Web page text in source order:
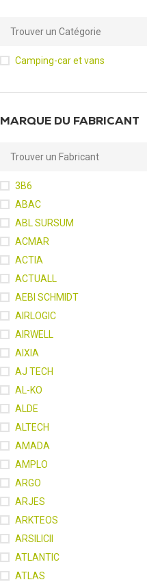
Camping-car et vans
MARQUE DU FABRICANT
3B6
ABAC
ABL SURSUM
ACMAR
ACTIA
ACTUALL
AEBI SCHMIDT
AIRLOGIC
AIRWELL
AIXIA
AJ TECH
AL-KO
ALDE
ALTECH
AMADA
AMPLO
ARGO
ARJES
ARKTEOS
ARSILICII
ATLANTIC
ATLAS